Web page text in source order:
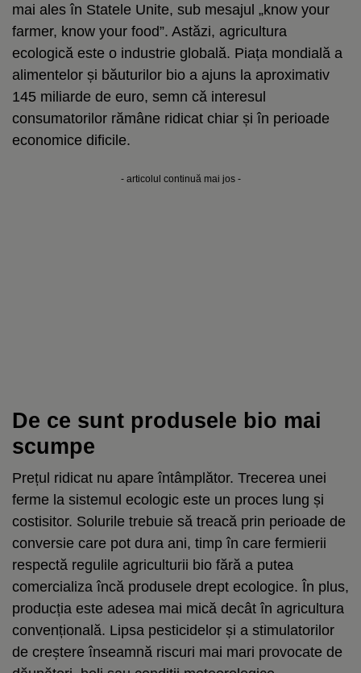
mai ales în Statele Unite, sub mesajul „know your
farmer, know your food”. Astăzi, agricultura
ecologică este o industrie globală. Piața mondială a
alimentelor și băuturilor bio a ajuns la aproximativ
145 miliarde de euro, semn că interesul
consumatorilor rămâne ridicat chiar și în perioade
economice dificile.
- articolul continuă mai jos -
De ce sunt produsele bio mai
scumpe
Prețul ridicat nu apare întâmplător. Trecerea unei
ferme la sistemul ecologic este un proces lung și
costisitor. Solurile trebuie să treacă prin perioade de
conversie care pot dura ani, timp în care fermierii
respectă regulile agriculturii bio fără a putea
comercializa încă produsele drept ecologice. În plus,
producția este adesea mai mică decât în agricultura
convențională. Lipsa pesticidelor și a stimulatorilor
de creștere înseamnă riscuri mai mari provocate de